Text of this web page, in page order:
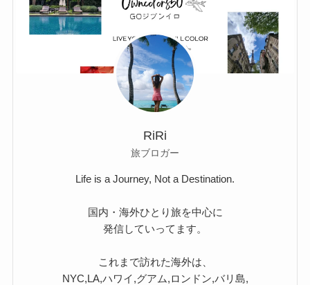
RiRi
旅ブロガー
Life is a Journey, Not a Destination.
国内・海外ひとり旅を中心に
発信していってます。
これまで訪れた海外は、
NYC,LA,ハワイ,グアム,ロンドン,バリ島,